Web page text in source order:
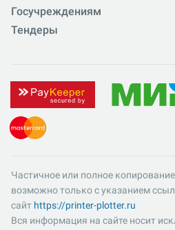
Госучреждениям
Тендеры
Частичное или полное
возможно только с указанием
сайт https://printer-plotter.ru
Вся информация на сайте носит